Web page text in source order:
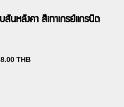
สันหลังคา สีเทาเกรย์แกรนิต
THB